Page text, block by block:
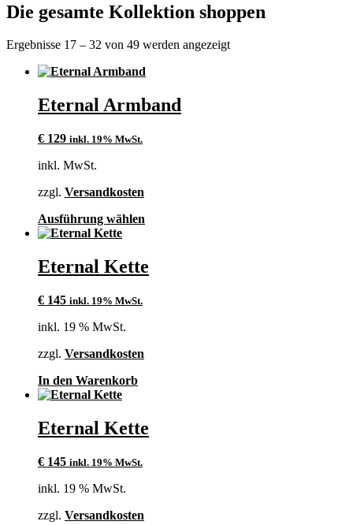
Die gesamte Kollektion shoppen
Ergebnisse 17 – 32 von 49 werden angezeigt
Eternal Armband
€ 129 inkl. 19% MwSt.
inkl. MwSt.
zzgl. Versandkosten
Ausführung wählen
Varianten
Eternal Kette
€ 145 inkl. 19% MwSt.
inkl. 19 % MwSt.
zzgl. Versandkosten
In den Warenkorb
Eternal Kette
€ 145 inkl. 19% MwSt.
inkl. 19 % MwSt.
zzgl. Versandkosten